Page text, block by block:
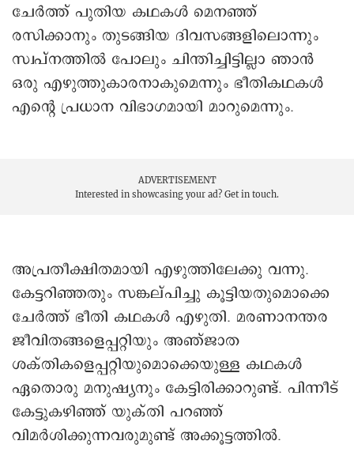
ചേർത്ത് പുതിയ കഥകൾ മെനഞ്ഞ്
രസിക്കാനും തുടങ്ങിയ ദിവസങ്ങളിലൊന്നും
സ്വപ്നത്തിൽ പോലും ചിന്തിച്ചിട്ടില്ലാ ഞാൻ
ഒരു എഴുത്തുകാരനാകുമെന്നും ഭീതികഥകൾ
എന്റെ പ്രധാന വിഭാഗമായി മാറുമെന്നും.
ADVERTISEMENT
Interested in showcasing your ad? Get in touch.
അപ്രതീക്ഷിതമായി എഴുത്തിലേക്കു വന്നു.
കേട്ടറിഞ്ഞതും സങ്കല്പിച്ചു കൂട്ടിയതുമൊക്കെ
ചേർത്ത് ഭീതി കഥകൾ എഴുതി. മരണാനന്തര
ജീവിതങ്ങളെപ്പറ്റിയും അഞ്ജാത
ശക്തികളെപ്പറ്റിയുമൊക്കെയുള്ള കഥകൾ
ഏതൊരു മനുഷ്യനും കേട്ടിരിക്കാറുണ്ട്. പിന്നീട്
കേട്ടുകഴിഞ്ഞ് യുക്തി പറഞ്ഞ്
വിമർശിക്കുന്നവരുമുണ്ട് അക്കൂട്ടത്തിൽ.